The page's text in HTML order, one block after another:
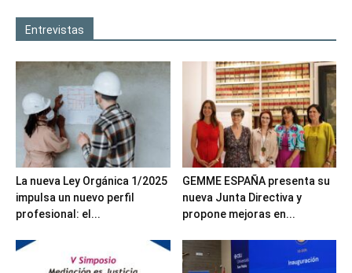
Entrevistas
La nueva Ley Orgánica 1/2025
impulsa un nuevo perfil
profesional: el...
GEMME ESPAÑA presenta su
nueva Junta Directiva y
propone mejoras en...